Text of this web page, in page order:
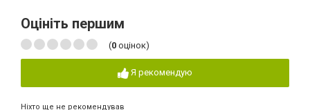
Оцініть першим
(0 оцінок)
Я рекомендую
Ніхто ще не рекомендував